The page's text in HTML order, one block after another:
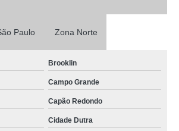
Moema
trufado Parque Anhembi
Paulistano
Araraquara
Paulo Zona Norte
Brooklin
Campo Grande
Capão Redondo
Cidade Dutra